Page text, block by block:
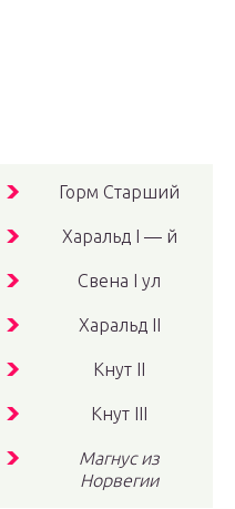
Горм Старший
Харальд I — й
Свена I ул
Харальд II
Кнут II
Кнут III
Магнус из
Норвегии